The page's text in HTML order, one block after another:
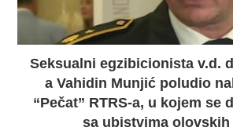
Seksualni egzibicionista v.d.
a Vahidin Munjić poludio
“Pečat” RTRS-a, u kojem se
sa ubistvima olovskih